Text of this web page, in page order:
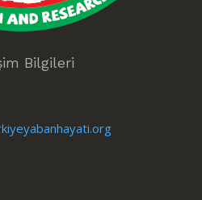
Bilgileri